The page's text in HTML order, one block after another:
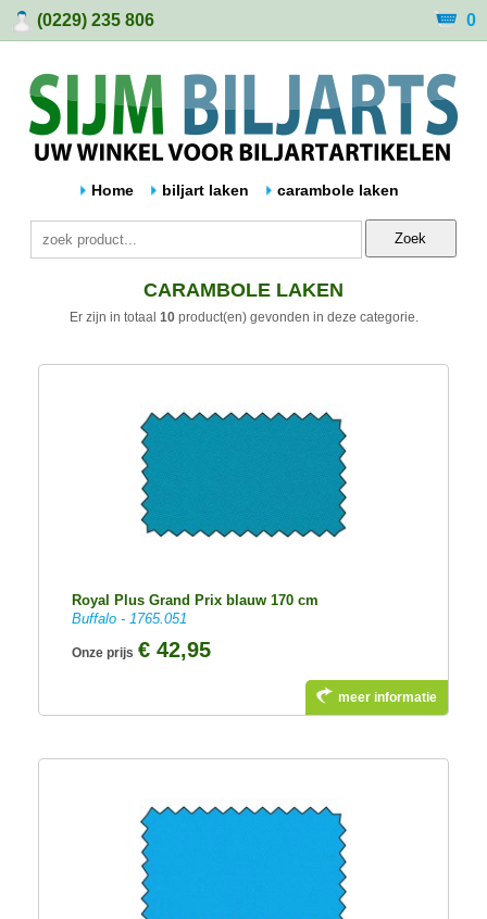
(0229) 235 806 0
Home biljart laken carambole laken
Zoek
CARAMBOLE LAKEN
Er zijn in totaal 10product(en) gevonden in deze categorie.
Royal Plus Grand Prix blauw 170 cm
Buffalo - 1765.051
Onze prijs € 42,95
meer informatie